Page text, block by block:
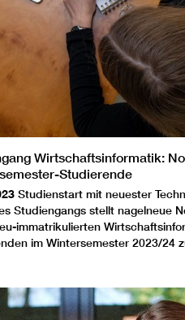
Wirtschaftsinformatik:
Studierende
Studienstart mit neuester
Studiengangs stellt nagelneue
immatrikulierten
im Wintersemester 2023/24